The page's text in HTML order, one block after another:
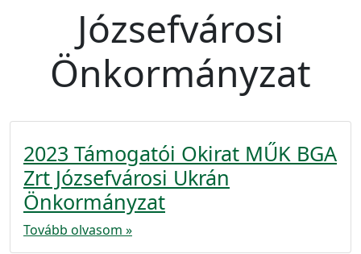
Józsefvárosi
Önkormányzat
2023 Támogatói Okirat MŰK BGA
Zrt Józsefvárosi Ukrán
Önkormányzat
Tovább olvasom »